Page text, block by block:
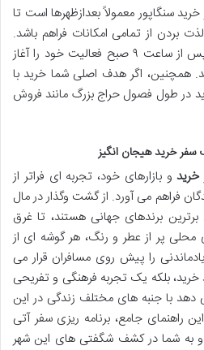
خرید سنگاپور معمولاً بعدازظهرها است تا
بردن از تمامی امکانات فراهم باشد.
اکثر فروشگاه ها و مراکز خرید پس از ساعت ۹ صبح فعالیت خود را آغاز
همچنین، اگر هدف اصلی شما خرید با
در طول فصول حراج بزرگ مانند فروش
سفر خرید هیجان انگیز
خریدو بازارهای خود، تجربه ای فراتر از
فراهم می آورد. از گشت وگذار در مال
برندهای جهانی هستند، تا غرق
پر از عطر و رنگ، هر گوشه ای از
را پیش روی مسافران قرار می
بلکه یک تجربه فرهنگی و تفریحی
دهد با جنبه های مختلف زندگی در این
راهنمای جامع، برنامه ریزی سفر آتی
و به شما در کشف شگفتی های این شهر